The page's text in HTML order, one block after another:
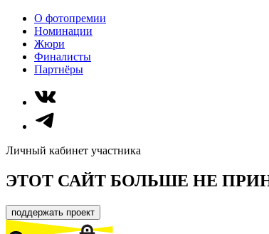
О фотопремии
Номинации
Жюри
Финалисты
Партнёры
Личный кабинет участника
ЭТОТ САЙТ БОЛЬШЕ НЕ
поддержать проект